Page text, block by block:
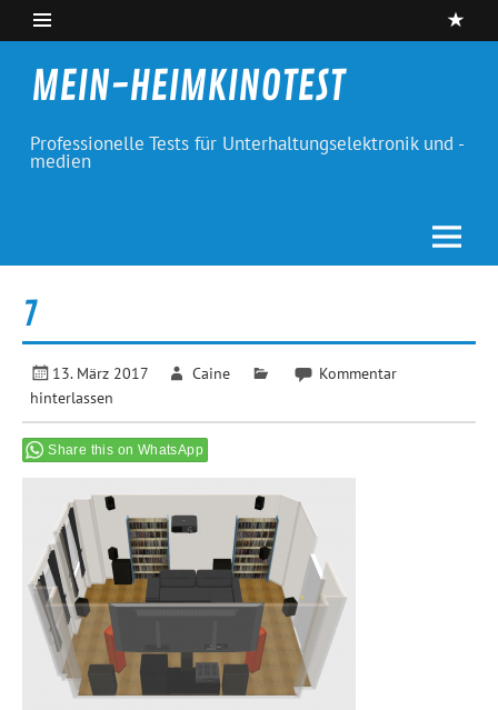
Skip
content
MEIN-HEIMKINOTEST
Professionelle Tests für Unterhaltungselektronik und -
medien
7
13. März 2017 Caine
Kommentar
hinterlassen
Share this on WhatsApp